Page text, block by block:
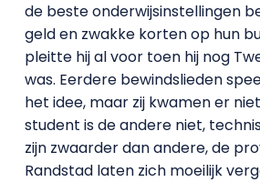
de beste onderwijsinstellingen
geld en zwakke korten op hun
pleitte hij al voor toen hij nog
was. Eerdere bewindslieden
het idee, maar zij kwamen er
student is de andere niet,
zijn zwaarder dan andere, de
Randstad laten zich moeilijk